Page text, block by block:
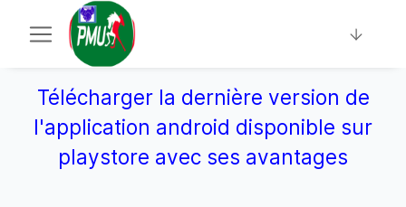
Télécharger la dernière version de
l'application android disponible sur
playstore avec ses avantages